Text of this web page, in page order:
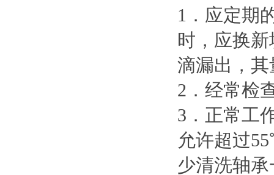
1．应定期
时，应换
滴漏出，
2．经常检
3．正常工
允许超过
少清洗轴